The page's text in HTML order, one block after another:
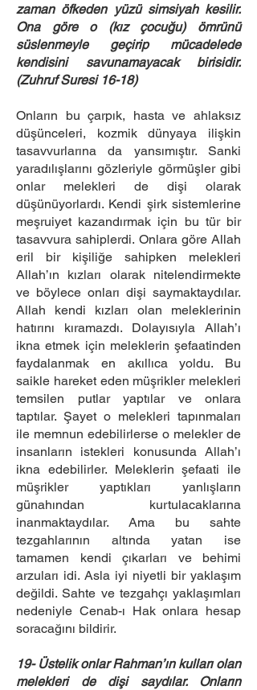
zaman öfkeden yüzü simsiyah kesilir.
Ona göre o (kız çocuğu) ömrünü
süslenmeyle geçirip mücadelede
kendisini savunamayacak birisidir.
(Zuhruf Suresi 16-18)
Onların bu çarpık, hasta ve ahlaksız
düşünceleri, kozmik dünyaya ilişkin
tasavvurlarına da yansımıştır. Sanki
yaradılışlarını gözleriyle görmüşler gibi
onlar melekleri de dişi olarak
düşünüyorlardı. Kendi şirk sistemlerine
meşruiyet kazandırmak için bu tür bir
tasavvura sahiplerdi. Onlara göre Allah
eril bir kişiliğe sahipken melekleri
Allah’ın kızları olarak nitelendirmekte
ve böylece onları dişi saymaktaydılar.
Allah kendi kızları olan meleklerinin
hatırını kıramazdı. Dolayısıyla Allah’ı
ikna etmek için meleklerin şefaatinden
faydalanmak en akıllıca yoldu. Bu
saikle hareket eden müşrikler melekleri
temsilen putlar yaptılar ve onlara
taptılar. Şayet o melekleri tapınmaları
ile memnun edebilirlerse o melekler de
insanların istekleri konusunda Allah’ı
ikna edebilirler. Meleklerin şefaati ile
müşrikler yaptıkları yanlışların
günahından kurtulacaklarına
inanmaktaydılar. Ama bu sahte
tezgahlarının altında yatan ise
tamamen kendi çıkarları ve behimi
arzuları idi. Asla iyi niyetli bir yaklaşım
değildi. Sahte ve tezgahçı yaklaşımları
nedeniyle Cenab-ı Hak onlara hesap
soracağını bildirir.
19- Üstelik onlar Rahman’ın kulları olan
melekleri de dişi saydılar. Onların